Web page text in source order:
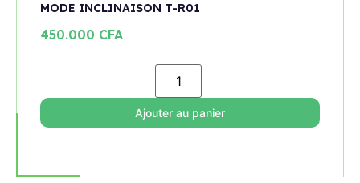
MODE INCLINAISON T-R01
450.000 CFA
Ajouter au panier